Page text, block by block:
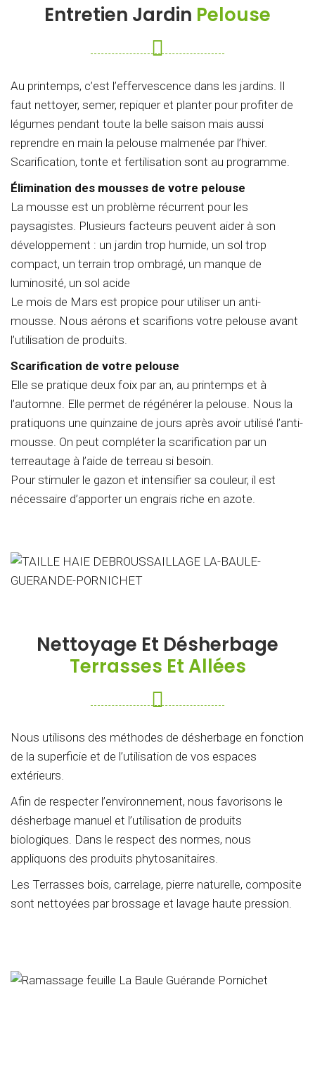
Entretien Jardin Pelouse
Au printemps, c’est l’effervescence dans les jardins. Il
faut nettoyer, semer, repiquer et planter pour profiter de
légumes pendant toute la belle saison mais aussi
reprendre en main la pelouse malmenée par l’hiver.
Scarification, tonte et fertilisation sont au programme.
Élimination des mousses de votre pelouse
La mousse est un problème récurrent pour les
paysagistes. Plusieurs facteurs peuvent aider à son
développement : un jardin trop humide, un sol trop
compact, un terrain trop ombragé, un manque de
luminosité, un sol acide
Le mois de Mars est propice pour utiliser un anti-
mousse. Nous aérons et scarifions votre pelouse avant
l’utilisation de produits.
Scarification de votre pelouse
Elle se pratique deux foix par an, au printemps et à
l’automne. Elle permet de régénérer la pelouse. Nous la
pratiquons une quinzaine de jours après avoir utilisé l’anti-
mousse. On peut compléter la scarification par un
terreautage à l’aide de terreau si besoin.
Pour stimuler le gazon et intensifier sa couleur, il est
nécessaire d’apporter un engrais riche en azote.
Nettoyage Et Désherbage
Terrasses Et Allées
Nous utilisons des méthodes de désherbage en fonction
de la superficie et de l’utilisation de vos espaces
extérieurs.
Afin de respecter l’environnement, nous favorisons le
désherbage manuel et l’utilisation de produits
biologiques. Dans le respect des normes, nous
appliquons des produits phytosanitaires.
Les Terrasses bois, carrelage, pierre naturelle, composite
sont nettoyées par brossage et lavage haute pression.